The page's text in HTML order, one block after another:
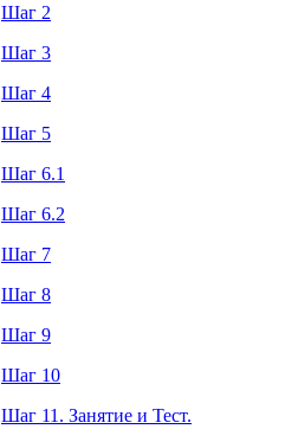
Шаг 2
Шаг 3
Шаг 4
Шаг 5
Шаг 6.1
Шаг 6.2
Шаг 7
Шаг 8
Шаг 9
Шаг 10
Шаг 11. Занятие и Тест.